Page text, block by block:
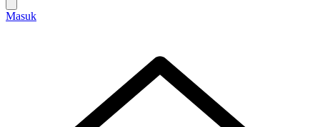
Masuk